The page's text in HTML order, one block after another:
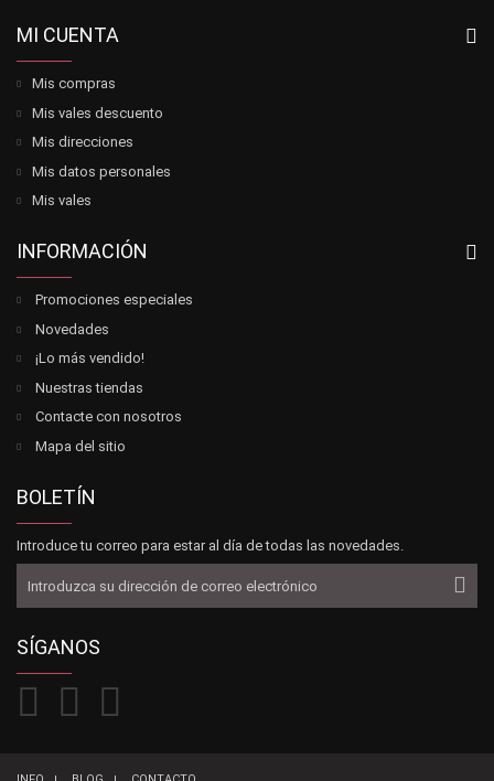
MI CUENTA
Mis compras
Mis vales descuento
Mis direcciones
Mis datos personales
Mis vales
INFORMACIÓN
Promociones especiales
Novedades
¡Lo más vendido!
Nuestras tiendas
Contacte con nosotros
Mapa del sitio
BOLETÍN
Introduce tu correo para estar al día de todas las novedades.
SÍGANOS